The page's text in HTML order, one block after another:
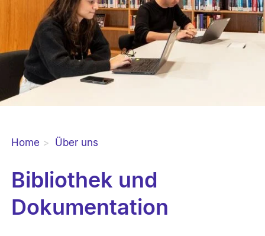
Home Über uns
Bibliothek und
Dokumentation